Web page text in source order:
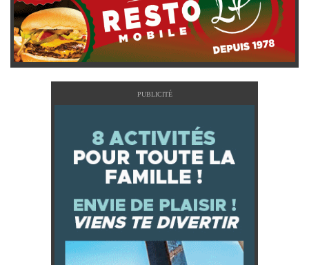
PUBLICITÉ